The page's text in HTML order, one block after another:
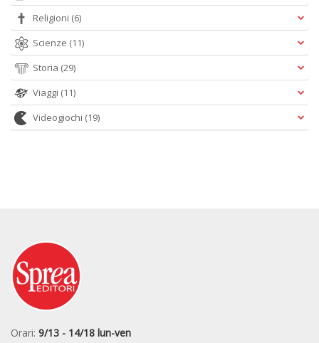
Religioni (6)
Scienze (11)
Storia (29)
Viaggi (11)
Videogiochi (19)
Orari: 9/13 - 14/18 lun-ven